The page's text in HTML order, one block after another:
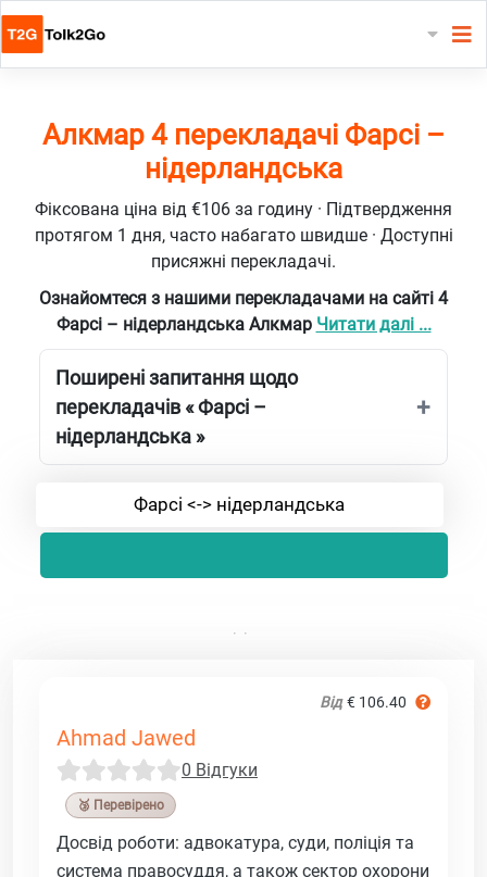
Алкмар 4 перекладачі Фарсі –
нідерландська
Фіксована ціна від €106 за годину · Підтвердження
протягом 1 дня, часто набагато швидше · Доступні
присяжні перекладачі.
Ознайомтеся з нашими перекладачами на сайті 4
Фарсі – нідерландська Алкмар Читати далі ...
Поширені запитання щодо
перекладачів « Фарсі –
нідерландська »
Фарсі <-> нідерландська
Від € 106.40
Ahmad Jawed
0 Відгуки
🥉 Перевірено
Досвід роботи: адвокатура, суди, поліція та
система правосуддя, а також сектор охорони